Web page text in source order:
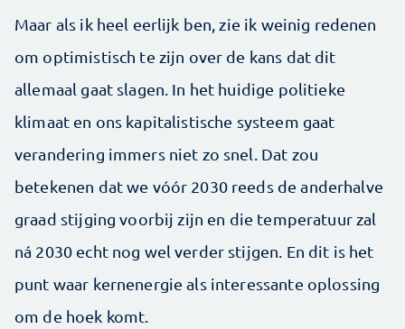
Maar als ik heel eerlijk ben, zie ik weinig redenen
om optimistisch te zijn over de kans dat dit
allemaal gaat slagen. In het huidige politieke
klimaat en ons kapitalistische systeem gaat
verandering immers niet zo snel. Dat zou
betekenen dat we vóór 2030 reeds de anderhalve
graad stijging voorbij zijn en die temperatuur zal
ná 2030 echt nog wel verder stijgen. En dit is het
punt waar kernenergie als interessante oplossing
om de hoek komt.